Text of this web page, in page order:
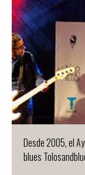
Desde 2005, el
blues